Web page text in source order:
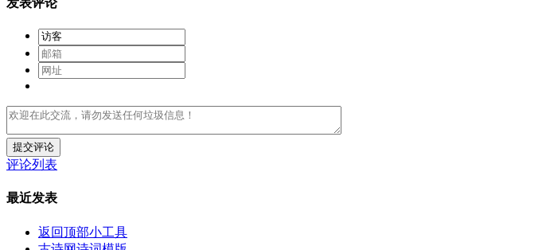
提交评论
评论列表
最近发表
返回顶部小工具